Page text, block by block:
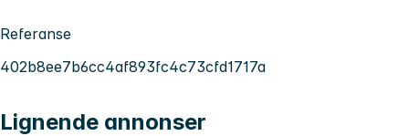
Referanse
402b8ee7b6cc4af893fc4c73cfd1717a
Lignende annonser